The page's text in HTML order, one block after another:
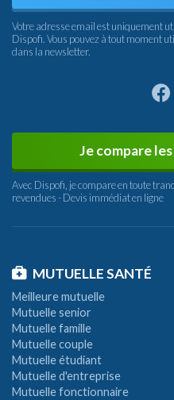
Votre adresse email est uniquement
Dispofi. Vous pouvez à tout moment
dans la newsletter.
Je compare
Avec Dispofi, je compare en toute
revendues - Devis immédiat en ligne
MUTUELLE SANTÉ
Meilleure mutuelle
Mutuelle senior
Mutuelle famille
Mutuelle couple
Mutuelle étudiant
Mutuelle d'entreprise
Mutuelle fonctionnaire